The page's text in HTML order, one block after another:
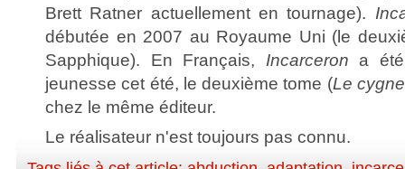
Brett Ratner actuellement en tournage).
débutée en 2007 au Royaume Uni (le
Sapphique). En Français, Incarceron a
jeunesse cet été, le deuxième tome (Le
chez le même éditeur.
Le réalisateur n'est toujours pas connu.